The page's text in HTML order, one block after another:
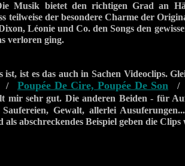
Musik bietet den richtigen Grad an
teilweise der besondere Charme der
Léonie und Co. den Songs den
verloren ging.
ist es das auch in Sachen Videoclips.
/ Poupée De Cire, Poupée De Son /
sehr gut. Die anderen Beiden - für
Gewalt, allerlei
abschreckendes Beispiel geben die Clips